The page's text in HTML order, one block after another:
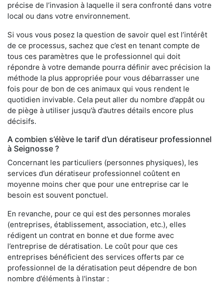
précise de l’invasion à laquelle il sera confronté dans votre
local ou dans votre environnement.
Si vous vous posez la question de savoir quel est l’intérêt
de ce processus, sachez que c’est en tenant compte de
tous ces paramètres que le professionnel qui doit
répondre à votre demande pourra définir avec précision la
méthode la plus appropriée pour vous débarrasser une
fois pour de bon de ces animaux qui vous rendent le
quotidien invivable. Cela peut aller du nombre d’appât ou
de piège à utiliser jusqu’à d’autres détails encore plus
décisifs.
A combien s’élève le tarif d’un dératiseur professionnel
à Seignosse ?
Concernant les particuliers (personnes physiques), les
services d’un dératiseur professionnel coûtent en
moyenne moins cher que pour une entreprise car le
besoin est souvent ponctuel.
En revanche, pour ce qui est des personnes morales
(entreprises, établissement, association, etc.), elles
rédigent un contrat en bonne et due forme avec
l’entreprise de dératisation. Le coût pour que ces
entreprises bénéficient des services offerts par ce
professionnel de la dératisation peut dépendre de bon
nombre d’éléments à l'instar :